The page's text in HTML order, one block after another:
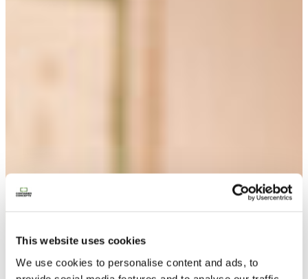
This website uses cookies
We use cookies to personalise content and ads, to